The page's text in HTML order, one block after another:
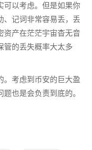
可以考虑。但是如果你
、记词非常容易丢，丢
资产在茫茫宇宙杳无音
管的丢失概率大太多
。考虑到币安的巨大盈
也是会负责到底的。